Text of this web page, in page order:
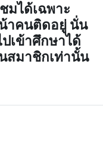
มได้เฉพาะ
าคนติดอยู่ นั่น
เข้าศึกษาได้
สมาชิกเท่านั้น